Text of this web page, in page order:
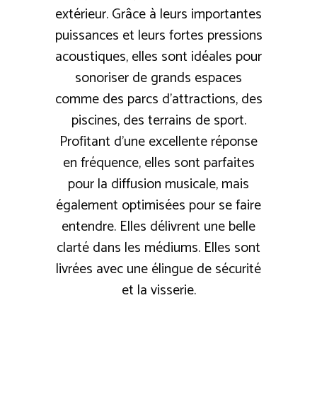
extérieur. Grâce à leurs importantes
puissances et leurs fortes pressions
acoustiques, elles sont idéales pour
sonoriser de grands espaces
comme des parcs d'attractions, des
piscines, des terrains de sport.
Profitant d’une excellente réponse
en fréquence, elles sont parfaites
pour la diffusion musicale, mais
également optimisées pour se faire
entendre. Elles délivrent une belle
clarté dans les médiums. Elles sont
livrées avec une élingue de sécurité
et la visserie.